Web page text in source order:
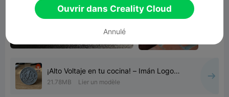
¡Alto Voltaje en tu cocina! – Imán Logo
AC/DC
21.78MB Lier un modèle
Ouvrir dans Creality Cloud
Annulé